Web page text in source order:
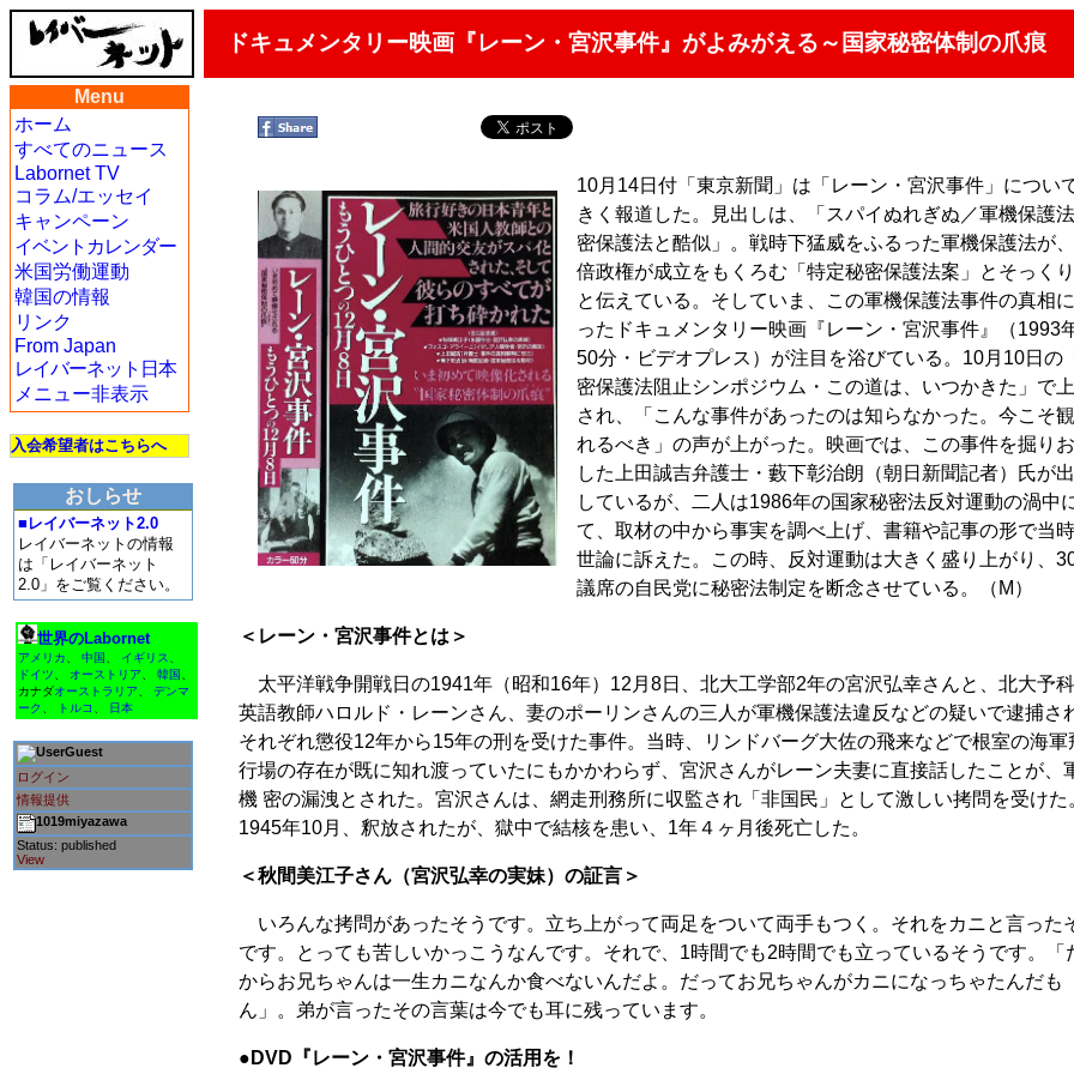
ドキュメンタリー映画『レーン・宮沢事件』がよみがえる～国家秘密体制の爪痕
Menu
ホーム
すべてのニュース
Labornet TV
コラム/エッセイ
キャンペーン
イベントカレンダー
米国労働運動
韓国の情報
リンク
From Japan
レイバーネット日本
メニュー非表示
入会希望者はこちらへ
おしらせ
■レイバーネット2.0
レイバーネットの情報
は「レイバーネット
2.0」をご覧ください。
世界のLabornet
アメリカ 中国 イギリス
ドイツ
オーストリア 韓国
カナダオーストラリア
デンマ
ーク
トルコ 日本
Guest
ログイン
情報提供
1019miyazawa
Status: published
View
10月14日付「東京新聞」は「レーン・宮沢事件」につい
きく報道した。見出しは、「スパイぬれぎぬ／軍機保護
密保護法と酷似」。戦時下猛威をふるった軍機保護法が
倍政権が成立をもくろむ「特定秘密保護法案」とそっく
と伝えている。そしていま、この軍機保護法事件の真相
ったドキュメンタリー映画『レーン・宮沢事件』（1993
50分・ビデオプレス）が注目を浴びている。10月10日の
密保護法阻止シンポジウム・この道は、いつかきた」で
され、「こんな事件があったのは知らなかった。今こそ
れるべき」の声が上がった。映画では、この事件を掘りお
した上田誠吉弁護士・藪下彰治朗（朝日新聞記者）氏が
しているが、二人は1986年の国家秘密法反対運動の渦中
て、取材の中から事実を調べ上げ、書籍や記事の形で当
世論に訴えた。この時、反対運動は大きく盛り上がり、
議席の自民党に秘密法制定を断念させている。（M）
＜レーン・宮沢事件とは＞
太平洋戦争開戦日の1941年（昭和16年）12月8日、北大工学部2年の宮沢弘幸さんと、北大予
英語教師ハロルド・レーンさん、妻のポーリンさんの三人が軍機保護法違反などの疑いで逮捕さ
それぞれ懲役12年から15年の刑を受けた事件。当時、リンドバーグ大佐の飛来などで根室の海軍
行場の存在が既に知れ渡っていたにもかかわらず、宮沢さんがレーン夫妻に直接話したことが、
機 密の漏洩とされた。宮沢さんは、網走刑務所に収監され「非国民」として激しい拷問を受けた
1945年10月、釈放されたが、獄中で結核を患い、1年４ヶ月後死亡した。
＜秋間美江子さん（宮沢弘幸の実妹）の証言＞
いろんな拷問があったそうです。立ち上がって両足をついて両手もつく。それをカニと言った
です。とっても苦しいかっこうなんです。それで、1時間でも2時間でも立っているそうです。「
からお兄ちゃんは一生カニなんか食べないんだよ。だってお兄ちゃんがカニになっちゃたんだも
ん」。弟が言ったその言葉は今でも耳に残っています。
●DVD『レーン・宮沢事件』の活用を！